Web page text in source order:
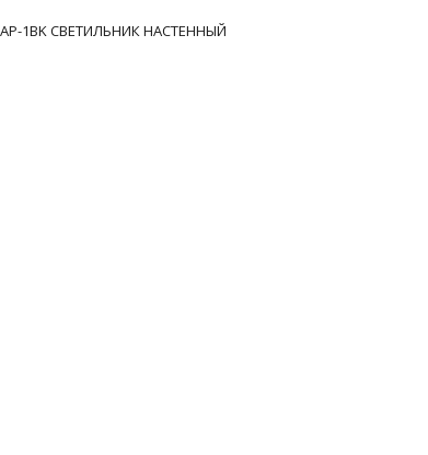
1BK СВЕТИЛЬНИК НАСТЕННЫЙ